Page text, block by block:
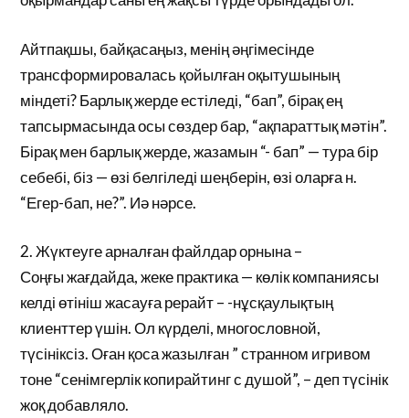
Айтпақшы, байқасаңыз, менің әңгімесінде
трансформировалась қойылған оқытушының
міндеті? Барлық жерде естіледі, “бап”, бірақ ең
тапсырмасында осы сөздер бар, “ақпараттық мәтін”.
Бірақ мен барлық жерде, жазамын “- бап” — тура бір
себебі, біз — өзі белгіледі шеңберін, өзі оларға н.
“Егер-бап, не?”. Иә нәрсе.
2. Жүктеуге арналған файлдар орнына –
Соңғы жағдайда, жеке практика — көлік компаниясы
келді өтініш жасауға рерайт – -нұсқаулықтың
клиенттер үшін. Ол күрделі, многословной,
түсініксіз. Оған қоса жазылған ” странном игривом
тоне “сенімгерлік копирайтинг с душой”, – деп түсінік
жоқ добавляло.